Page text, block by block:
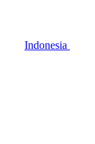
Indonesia